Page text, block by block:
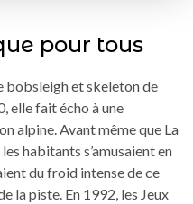
pour tous
bobsleigh et skeleton de
elle fait écho à une
alpine. Avant même que La
les habitants s’amusaient en
du froid intense de ce
la piste. En 1992, les Jeux